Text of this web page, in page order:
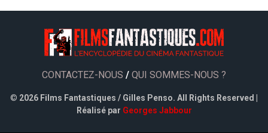
CONTACTEZ-NOUS / QUI SOMMES-NOUS ?
© 2026 Films Fantastiques / Gilles Penso. All Rights Reserved |
Réalisé par Georges Jabbour